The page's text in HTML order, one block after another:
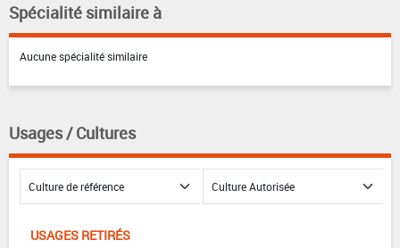
Spécialité similaire à
Aucune spécialité similaire
Usages / Cultures
USAGES RETIRÉS